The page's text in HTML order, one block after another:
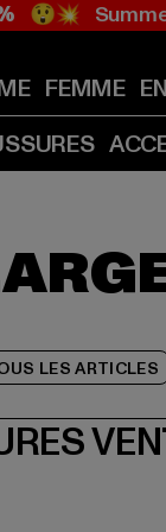
😲💥
FEMME
LES ARTICLES